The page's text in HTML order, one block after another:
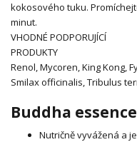
kokosového tuku.
minut.
VHODNÉ PODPORUJÍCÍ
PRODUKTY
Renol, Mycoren, King Kong,
Smilax officinalis, Tribulus
Buddha essence
Nutričně vyvážená a